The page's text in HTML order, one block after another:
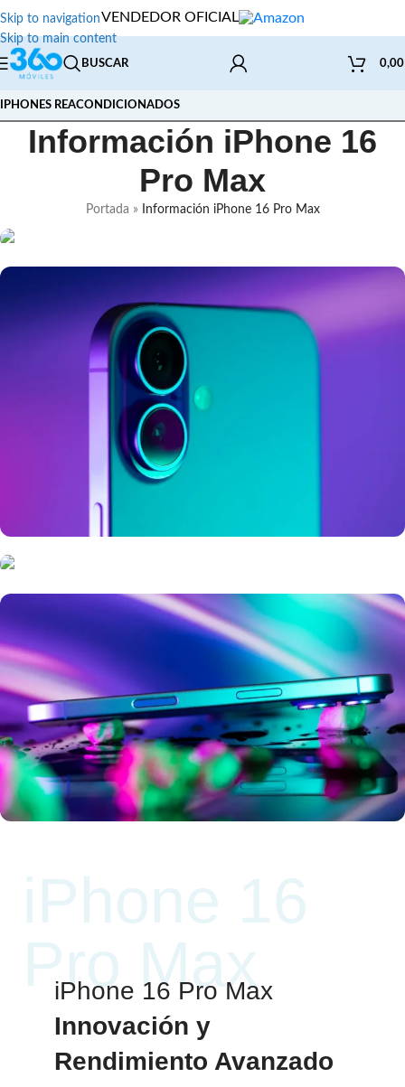
Skip to navigation
Skip to main content
VENDEDOR OFICIAL
BUSCAR
IPHONES REACONDICIONADOS
Información iPhone 16
Pro Max
Portada » Información iPhone 16 Pro Max
CPU de 6 núcleos con 2 núcleos de
rendimiento y 4 de eficiencia
Chip A18 Pro
Chip A18
Super Retina XDR
estabili­zación óptica de
Principal de 48 Mpx
Pro Max
iPhone 16 Pro Max
Innovación y
Rendimiento Avanzado